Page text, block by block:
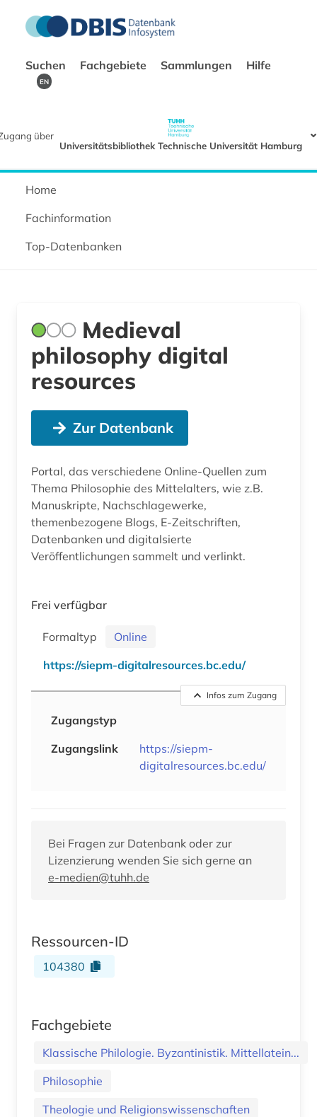
Suchen Fachgebiete Sammlungen Hilfe
EN
über
Universitätsbibliothek Technische Universität Hamburg
Home
Fachinformation
Top-Datenbanken
Medieval
philosophy digital
resources
Zur Datenbank
Portal, das verschiedene Online-Quellen zum
Thema Philosophie des Mittelalters, wie z.B.
Manuskripte, Nachschlagewerke,
themenbezogene Blogs, E-Zeitschriften,
Datenbanken und digitalsierte
Veröffentlichungen sammelt und verlinkt.
Frei verfügbar
Formaltyp
Online
https://siepm-digitalresources.bc.edu/
Infos zum Zugang
Zugangstyp
Zugangslink
https://siepm-
digitalresources.bc.edu/
Bei Fragen zur Datenbank oder zur
Lizenzierung wenden Sie sich gerne an
e-medien@tuhh.de
Ressourcen-ID
104380
Fachgebiete
Klassische Philologie. Byzantinistik. Mittellatein...
Philosophie
Theologie und Religionswissenschaften